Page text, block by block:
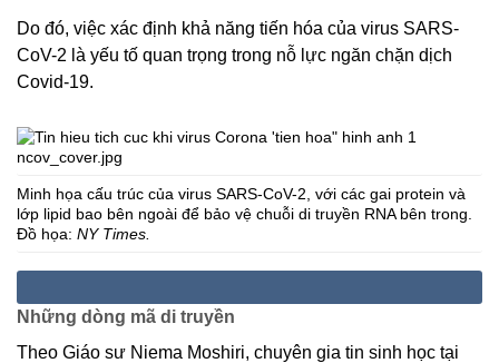
Do đó, việc xác định khả năng tiến hóa của virus SARS-
CoV-2 là yếu tố quan trọng trong nỗ lực ngăn chặn dịch
Covid-19.
Minh họa cấu trúc của virus SARS-CoV-2, với các gai protein và
lớp lipid bao bên ngoài để bảo vệ chuỗi di truyền RNA bên trong.
Đồ họa: NY Times.
Những dòng mã di truyền
Theo Giáo sư Niema Moshiri, chuyên gia tin sinh học tại